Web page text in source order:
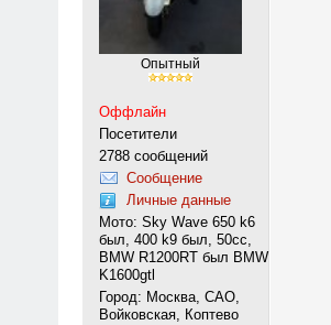
Опытный
Оффлайн
Посетители
2788 сообщений
Сообщение
Личные данные
Мото: Sky Wave 650 k6
был, 400 k9 был, 50сс,
BMW R1200RT был BMW
K1600gtl
Город: Москва, САО,
Войковская, Коптево